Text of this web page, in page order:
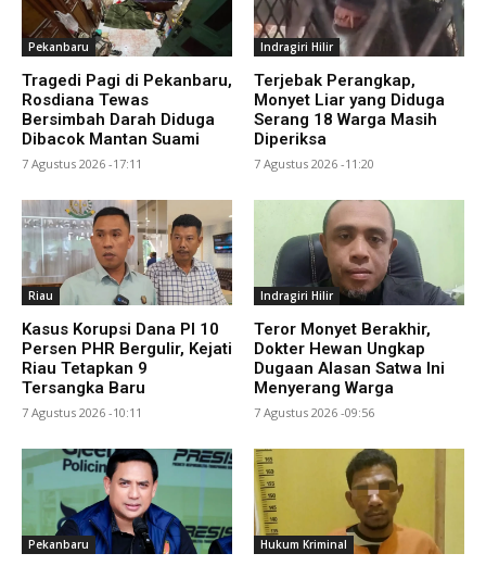
Pekanbaru
Tragedi Pagi di Pekanbaru,
Rosdiana Tewas
Bersimbah Darah Diduga
Dibacok Mantan Suami
7 Agustus 2026 -17:11
Indragiri Hilir
Terjebak Perangkap,
Monyet Liar yang Diduga
Serang 18 Warga Masih
Diperiksa
7 Agustus 2026 -11:20
Riau
Kasus Korupsi Dana PI 10
Persen PHR Bergulir, Kejati
Riau Tetapkan 9
Tersangka Baru
7 Agustus 2026 -10:11
Indragiri Hilir
Teror Monyet Berakhir,
Dokter Hewan Ungkap
Dugaan Alasan Satwa Ini
Menyerang Warga
7 Agustus 2026 -09:56
Pekanbaru Hukum Kriminal